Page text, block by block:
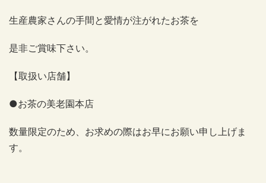
生産農家さんの手間と愛情が注がれたお茶を
是非ご賞味下さい。
【取扱い店舗】
●お茶の美老園本店
数量限定のため、お求めの際はお早にお願い申し上げま
す。